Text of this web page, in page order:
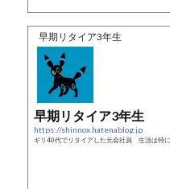
早期リタイア3年生
早期リタイア3年生
https://shinnox.hatenablog.jp
ギリ40代でリタイアした元会社員 生活は特